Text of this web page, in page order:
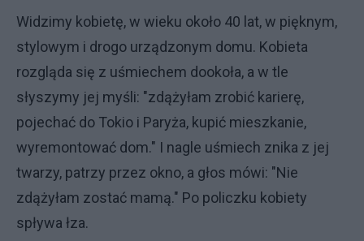
Widzimy kobietę, w wieku około 40 lat, w pięknym,
stylowym i drogo urządzonym domu. Kobieta
rozgląda się z uśmiechem dookoła, a w tle
słyszymy jej myśli: "zdążyłam zrobić karierę,
pojechać do Tokio i Paryża, kupić mieszkanie,
wyremontować dom." I nagle uśmiech znika z jej
twarzy, patrzy przez okno, a głos mówi: "Nie
zdążyłam zostać mamą." Po policzku kobiety
spływa łza.